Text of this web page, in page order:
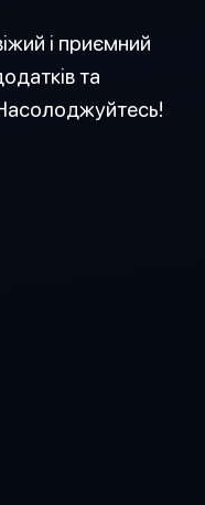
і приємний
та
Насолоджуйтесь!